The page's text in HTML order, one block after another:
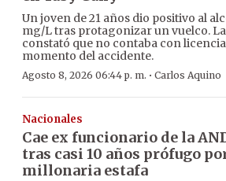
Un joven de 21 años dio positivo al
mg/L tras protagonizar un vuelco.
constató que no contaba con
momento del accidente.
Agosto 8, 2026 06:44 p. m. · Carlos Aquino
Nacionales
Cae ex funcionario de la
tras casi 10 años prófugo
millonaria estafa